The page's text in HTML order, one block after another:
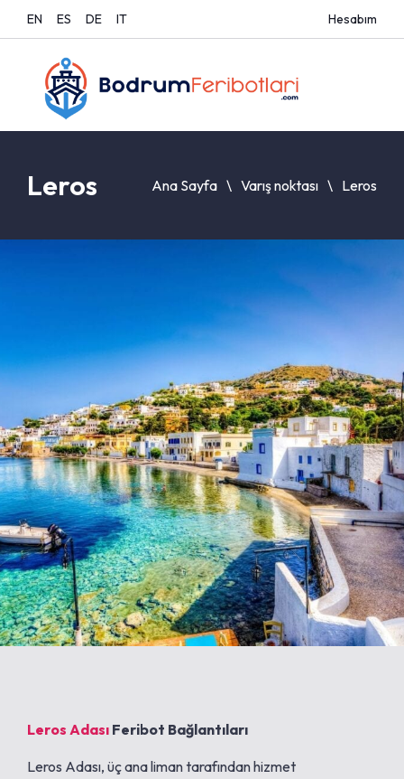
EN ES DE IT Hesabım
Leros Ana Sayfa Varış noktası Leros
Leros Adası Feribot Bağlantıları
Leros Adası, üç ana liman tarafından hizmet